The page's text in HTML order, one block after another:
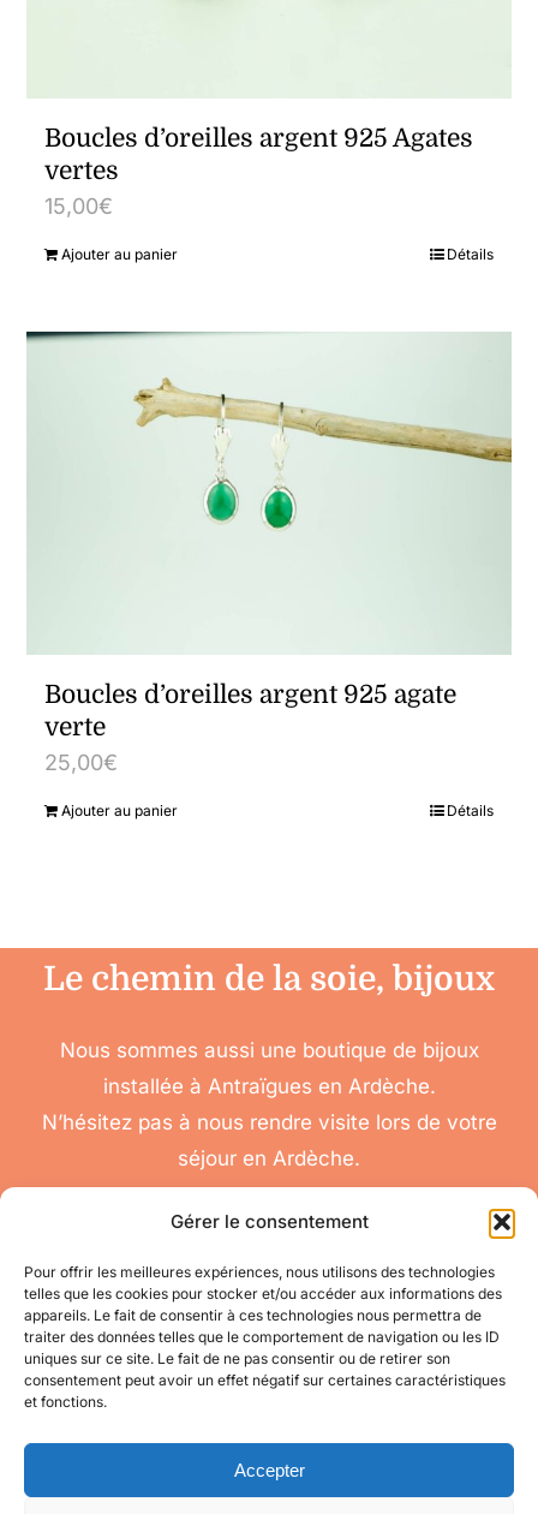
Gérer le consentement
Pour offrir les meilleures expériences, nous utilisons des technologies
telles que les cookies pour stocker et/ou accéder aux informations des
appareils. Le fait de consentir à ces technologies nous permettra de
traiter des données telles que le comportement de navigation ou les ID
uniques sur ce site. Le fait de ne pas consentir ou de retirer son
consentement peut avoir un effet négatif sur certaines caractéristiques
et fonctions.
Accepter
Boucles d’oreilles argent 925 Agates
vertes
15,00€
Ajouter au panier Détails
Boucles d’oreilles argent 925 agate
verte
25,00€
Ajouter au panier Détails
Le chemin de la soie, bijoux
Nous sommes aussi une boutique de bijoux
installée à Antraïgues en Ardèche.
N’hésitez pas à nous rendre visite lors de votre
séjour en Ardèche.
nous
contacter
pour toute question
Toggle
Navigation
Accéder à mon compte
Conditions
Générales de Vente